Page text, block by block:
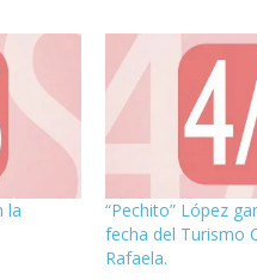
la
“Pechito” López
fecha del Turismo
Rafaela.